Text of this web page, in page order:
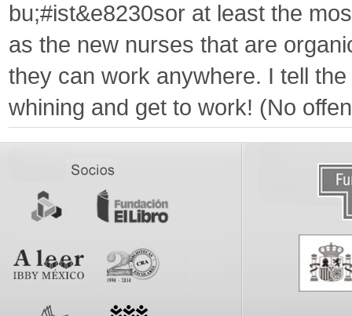
bu;#ist&e8230sor at least the
as the new nurses that are
they can work anywhere. I tell
whining and get to work! (No